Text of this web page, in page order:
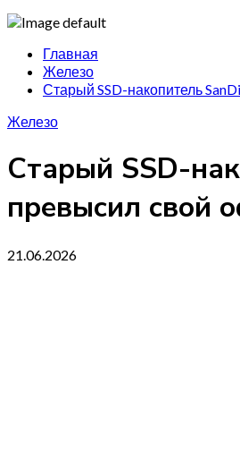
Главная
Железо
Старый SSD-накопитель
Железо
Старый SSD-
превысил свой
21.06.2026